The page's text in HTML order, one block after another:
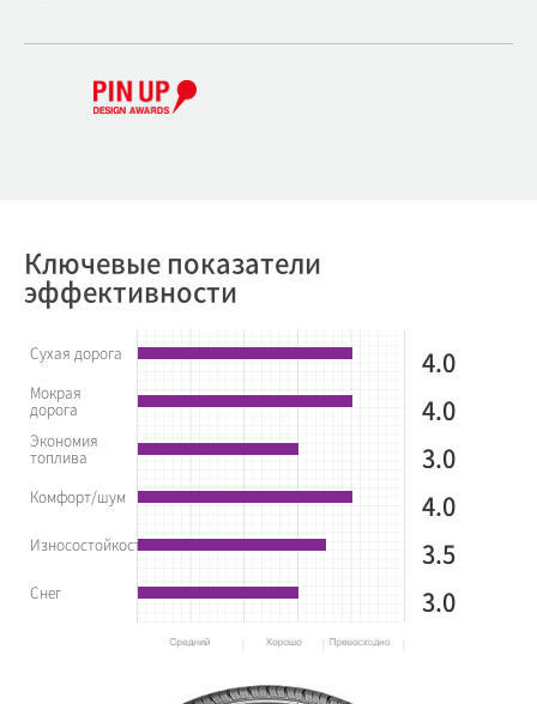
Ключевые показатели
эффективности
Сухая дорога 4.0
Мокрая
дорога 4.0
Экономия
топлива 3.0
Комфорт/шум 4.0
Износостойкость 3.5
Снег 3.0